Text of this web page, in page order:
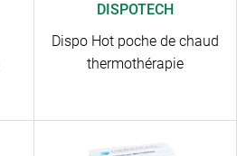
DISPOTECH
Dispo Hot poche de chaud
thermothérapie